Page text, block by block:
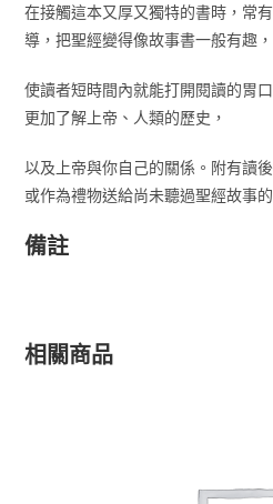
在接觸這本又厚又獨特的書時，常
導，把聖經變得像故事書一般有趣，
使讀者短時間內就能打開閱讀的胃
更加了解上帝、人類的歷史，
以及上帝與你自己的關係。附有讀
或作為禮物送給尚未聽過聖經故事
備註
相關商品